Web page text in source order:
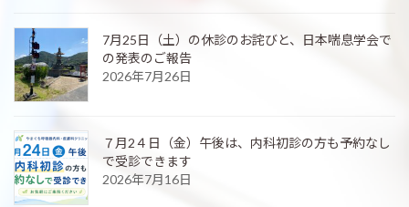
7月25日（土）の休診のお詫びと、日本喘息学会で
の発表のご報告
2026年7月26日
７月2４日（金）午後は、内科初診の方も予約なし
で受診できます
2026年7月16日